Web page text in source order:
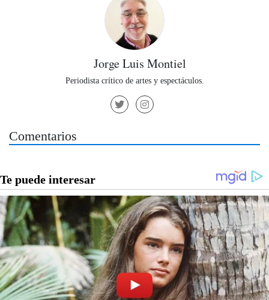
Jorge Luis Montiel
Periodista crítico de artes y espectáculos.
Comentarios